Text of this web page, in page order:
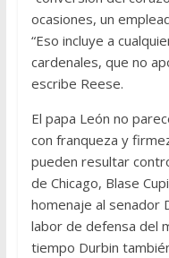
ocasiones, un
“Eso incluye a
cardenales, que no
escribe Reese.
El papa León no
con franqueza y
pueden resultar
de Chicago, Blase
homenaje al senador
labor de defensa del
tiempo Durbin